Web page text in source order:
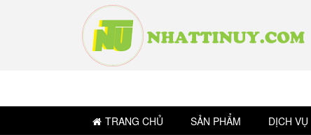
TRANG CHỦ SẢN PHẨM DỊCH VỤ